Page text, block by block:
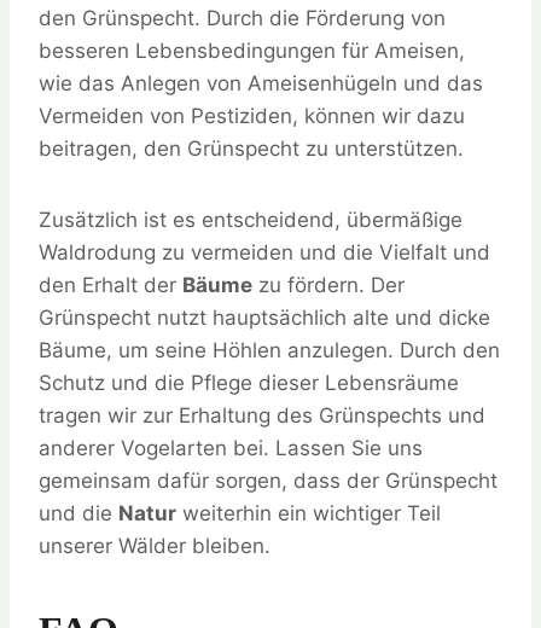
den Grünspecht. Durch die Förderung von
besseren Lebensbedingungen für Ameisen,
wie das Anlegen von Ameisenhügeln und das
Vermeiden von Pestiziden, können wir dazu
beitragen, den Grünspecht zu unterstützen.
Zusätzlich ist es entscheidend, übermäßige
Waldrodung zu vermeiden und die Vielfalt und
den Erhalt der Bäume zu fördern. Der
Grünspecht nutzt hauptsächlich alte und dicke
Bäume, um seine Höhlen anzulegen. Durch den
Schutz und die Pflege dieser Lebensräume
tragen wir zur Erhaltung des Grünspechts und
anderer Vogelarten bei. Lassen Sie uns
gemeinsam dafür sorgen, dass der Grünspecht
und die Natur weiterhin ein wichtiger Teil
unserer Wälder bleiben.